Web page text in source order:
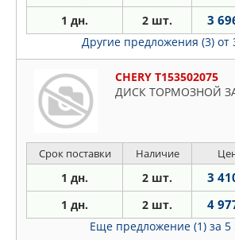
1 дн. 2 шт. 3
Другие предложения (3) от
CHERY T153502075
ДИСК ТОРМОЗНОЙ
Срок поставки Наличие
1 дн. 2 шт. 3
1 дн. 2 шт. 4
Еще предложение (1) за 5